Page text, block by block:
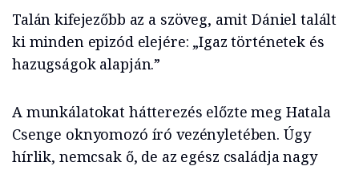
Talán kifejezőbb az a szöveg, amit Dániel talált
ki minden epizód elejére: „Igaz történetek és
hazugságok alapján.”
A munkálatokat hátterezés előzte meg Hatala
Csenge oknyomozó író vezényletében. Úgy
hírlik, nemcsak ő, de az egész családja nagy